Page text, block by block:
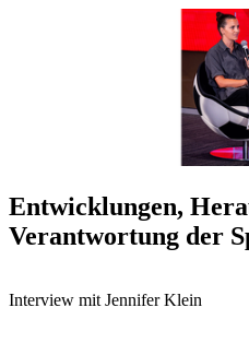
Entwicklungen,
Verantwortung der
Interview mit Jennifer Klein